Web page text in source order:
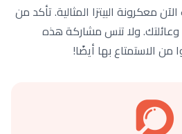
معكرونة البيتزا المثالية. تأكد من
وعائلتك. ولا تنس مشاركة هذه
الاستمتاع بها أيضًا!